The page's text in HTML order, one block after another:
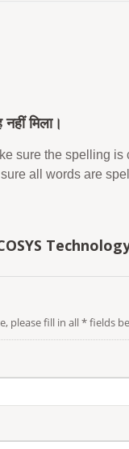
मिला।
sure the spelling
all words are